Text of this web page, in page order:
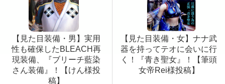
【見た目装備・男】実用
性も確保したBLEACH再
現装備、『ブリーチ藍染
さん装備』！【けん様投
稿】
【見た目装備・女】ナナ武
器を持ってテオに会いに行
く！『青き聖女』！【筆頭
女帝Rei様投稿】